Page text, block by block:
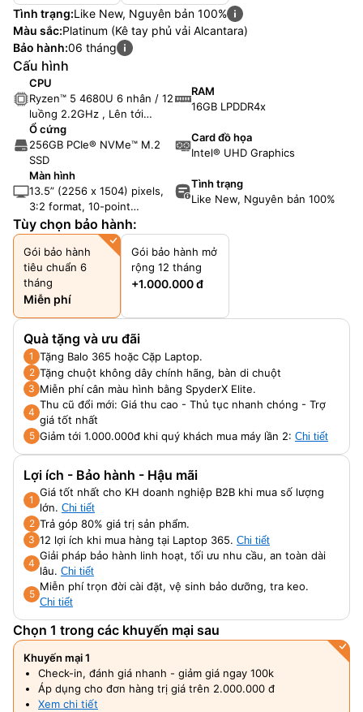
Tình trạng:Like New, Nguyên bản 100%
Màu sắc:Platinum (Kê tay phủ vải Alcantara)
Bảo hành:06 tháng
Cấu hình
CPU
Ryzen™ 5 4680U 6 nhân / 12
luồng 2.2GHz , Lên tới
4.0GHz
RAM
16GB LPDDR4x
Ổ cứng
256GB PCIe® NVMe™ M.2
SSD
Card đồ họa
Intel® UHD Graphics
Màn hình
13.5” (2256 x 1504) pixels,
3:2 format, 10-point
multitouch, pixel sense
display, 201 ppi
Tình trạng
Like New, Nguyên bản 100%
Tùy chọn bảo hành:
Gói bảo hành
tiêu chuẩn 6
tháng
Miễn phí
Gói bảo hành mở
rộng 12 tháng
+1.000.000 đ
Quà tặng và ưu đãi
1 Tặng Balo 365 hoặc Cặp Laptop.
2 Tặng chuột không dây chính hãng, bàn di chuột
3 Miễn phí cân màu hình bằng SpyderX Elite.
4
Thu cũ đổi mới: Giá thu cao - Thủ tục nhanh chóng - Trợ
giá tốt nhất
5 Giảm tới 1.000.000đ khi quý khách mua máy lần 2: Chi tiết
Lợi ích - Bảo hành - Hậu mãi
1
Giá tốt nhất cho KH doanh nghiệp B2B khi mua số lượng
lớn. Chi tiết
2 Trả góp 80% giá trị sản phẩm.
3 12 lợi ích khi mua hàng tại Laptop 365. Chi tiết
4
Giải pháp bảo hành linh hoạt, tối ưu nhu cầu, an toàn dài
lâu. Chi tiết
5
Miễn phí trọn đời cài đặt, vệ sinh bảo dưỡng, tra keo.
Chi tiết
Chọn 1 trong các khuyến mại sau
Khuyến mại 1
Check-in, đánh giá nhanh - giảm giá ngay 100k
Áp dụng cho đơn hàng trị giá trên 2.000.000 đ
Xem chi tiết